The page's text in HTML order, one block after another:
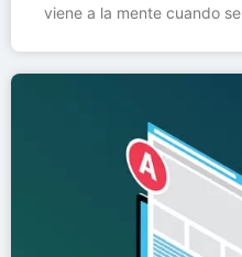
viene a la mente cuando se